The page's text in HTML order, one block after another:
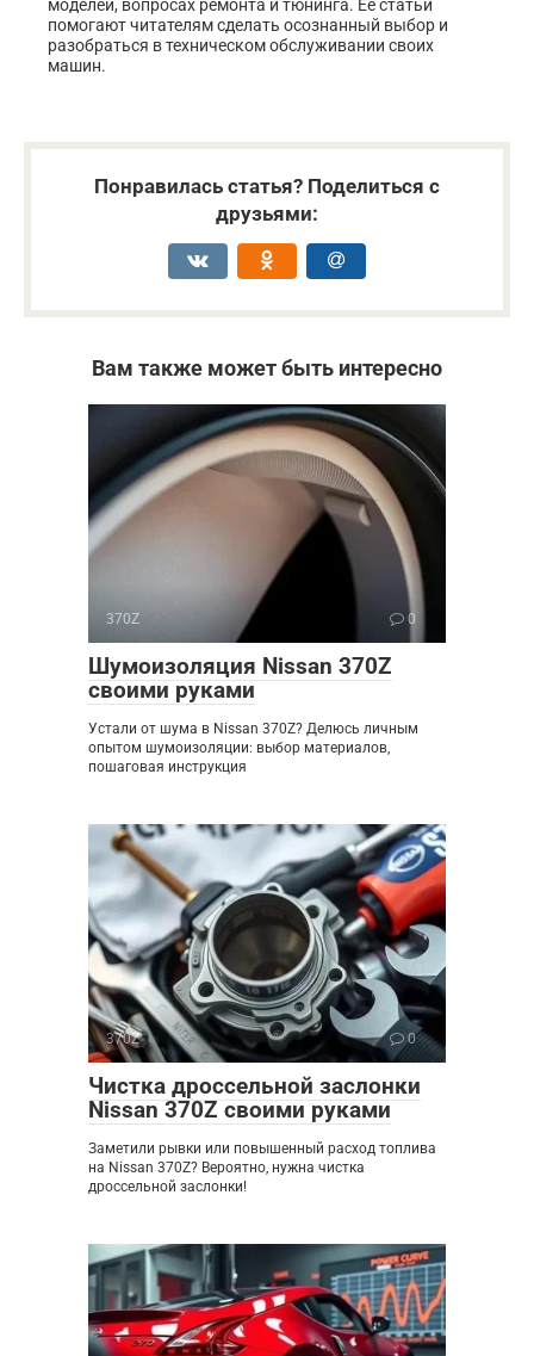
моделей, вопросах ремонта и тюнинга. Её статьи
помогают читателям сделать осознанный выбор и
разобраться в техническом обслуживании своих
машин.
Понравилась статья? Поделиться с
друзьями:
Вам также может быть интересно
370Z 0
Шумоизоляция Nissan 370Z
своими руками
Устали от шума в Nissan 370Z? Делюсь личным
опытом шумоизоляции: выбор материалов,
пошаговая инструкция
370Z 0
Чистка дроссельной заслонки
Nissan 370Z своими руками
Заметили рывки или повышенный расход топлива
на Nissan 370Z? Вероятно, нужна чистка
дроссельной заслонки!